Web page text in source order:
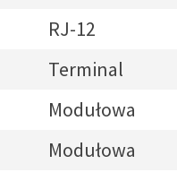
RJ-12
Terminal
Modułowa
Modułowa